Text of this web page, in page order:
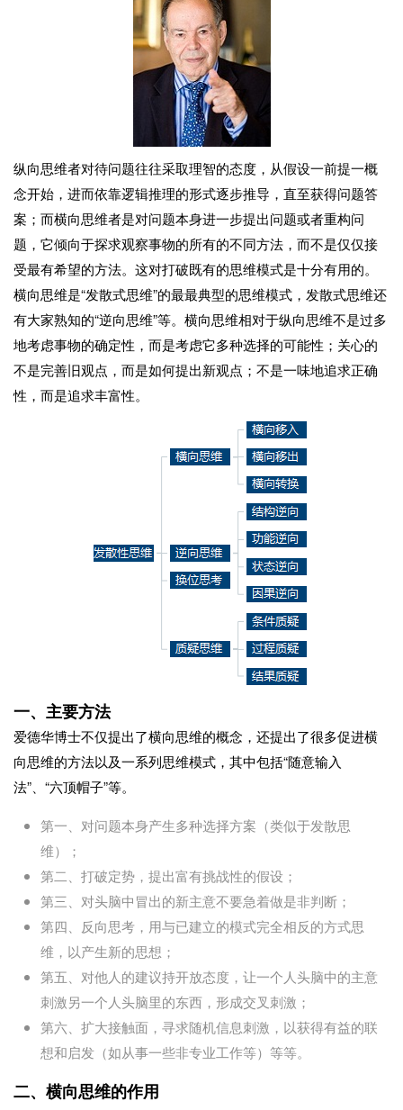
纵向思维者对待问题往往采取理智的态度，从假设一前提一概
念开始，进而依靠逻辑推理的形式逐步推导，直至获得问题答
案；而横向思维者是对问题本身进一步提出问题或者重构问
题，它倾向于探求观察事物的所有的不同方法，而不是仅仅接
受最有希望的方法。这对打破既有的思维模式是十分有用的。
横向思维是“发散式思维”的最最典型的思维模式，发散式思维还
有大家熟知的“逆向思维”等。横向思维相对于纵向思维不是过多
地考虑事物的确定性，而是考虑它多种选择的可能性；关心的
不是完善旧观点，而是如何提出新观点；不是一味地追求正确
性，而是追求丰富性。
一、主要方法
爱德华博士不仅提出了横向思维的概念，还提出了很多促进横
向思维的方法以及一系列思维模式，其中包括“随意输入
法”、“六顶帽子”等。
第一、对问题本身产生多种选择方案（类似于发散思
维）；
第二、打破定势，提出富有挑战性的假设；
第三、对头脑中冒出的新主意不要急着做是非判断；
第四、反向思考，用与已建立的模式完全相反的方式思
维，以产生新的思想；
第五、对他人的建议持开放态度，让一个人头脑中的主意
刺激另一个人头脑里的东西，形成交叉刺激；
第六、扩大接触面，寻求随机信息刺激，以获得有益的联
想和启发（如从事一些非专业工作等）等等。
二、横向思维的作用